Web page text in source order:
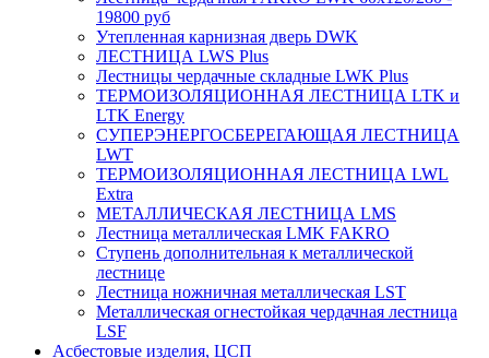
19800 руб
Утепленная карнизная дверь DWK
ЛЕСТНИЦА LWS Plus
Лестницы чердачные складные LWK Plus
ТЕРМОИЗОЛЯЦИОННАЯ ЛЕСТНИЦА LTK и
LTK Energy
СУПЕРЭНЕРГОСБЕРЕГАЮЩАЯ ЛЕСТНИЦА
LWT
ТЕРМОИЗОЛЯЦИОННАЯ ЛЕСТНИЦА LWL
Extra
МЕТАЛЛИЧЕСКАЯ ЛЕСТНИЦА LMS
Лестница металлическая LMK FAKRO
Ступень дополнительная к металлической
лестнице
Лестница ножничная металлическая LST
Металлическая огнестойкая чердачная лестница
LSF
Асбестовые изделия, ЦСП